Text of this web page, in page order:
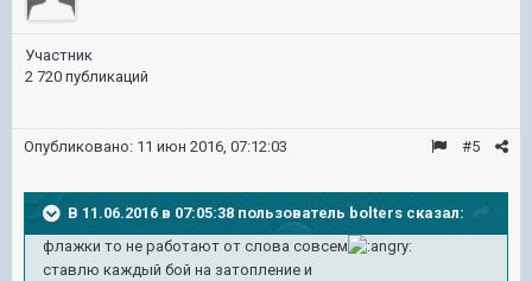
Участник
2 720 публикаций
#5
Опубликовано: 11 июн 2016, 07:12:03
В 11.06.2016 в 07:05:38 пользователь bolters сказал:
флажки то не работают от слова совсем
ставлю каждый бой на затопление и